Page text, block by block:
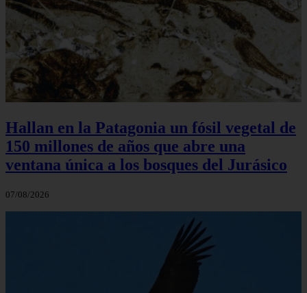
Hallan en la Patagonia un fósil vegetal de
150 millones de años que abre una
ventana única a los bosques del Jurásico
07/08/2026